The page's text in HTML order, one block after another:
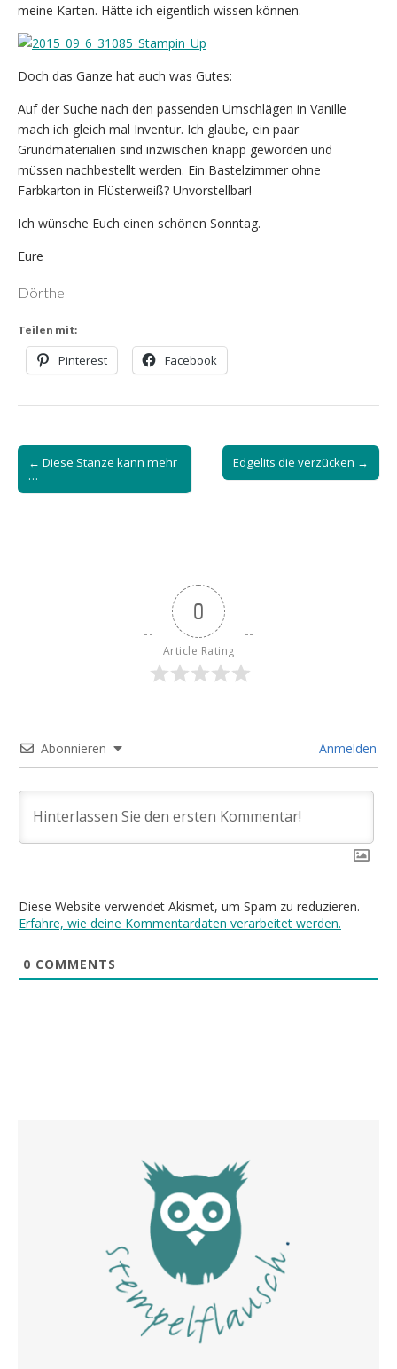
meine Karten. Hätte ich eigentlich wissen können.
Doch das Ganze hat auch was Gutes:
Auf der Suche nach den passenden Umschlägen in Vanille
mach ich gleich mal Inventur. Ich glaube, ein paar
Grundmaterialien sind inzwischen knapp geworden und
müssen nachbestellt werden. Ein Bastelzimmer ohne
Farbkarton in Flüsterweiß? Unvorstellbar!
Ich wünsche Euch einen schönen Sonntag.
Eure
Dörthe
Teilen mit:
Pinterest Facebook
Post
navigation
← Diese Stanze kann mehr
…
Edgelits die verzücken →
0
Article Rating
Abonnieren Anmelden
Diese Website verwendet Akismet, um Spam zu reduzieren.
Erfahre, wie deine Kommentardaten verarbeitet werden.
0 COMMENTS